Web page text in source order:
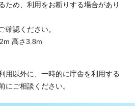
ため、利用をお断りする場合があり
確認ください。
高さ3.8m
用以外に、一時的に庁舎を利用する
にご相談ください。